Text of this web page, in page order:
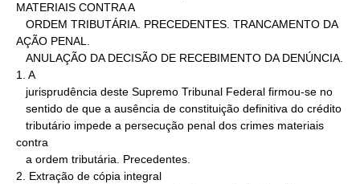
MATERIAIS CONTRA A
AÇÃO PENAL.
1. A
contra
2. Extração de cópia integral